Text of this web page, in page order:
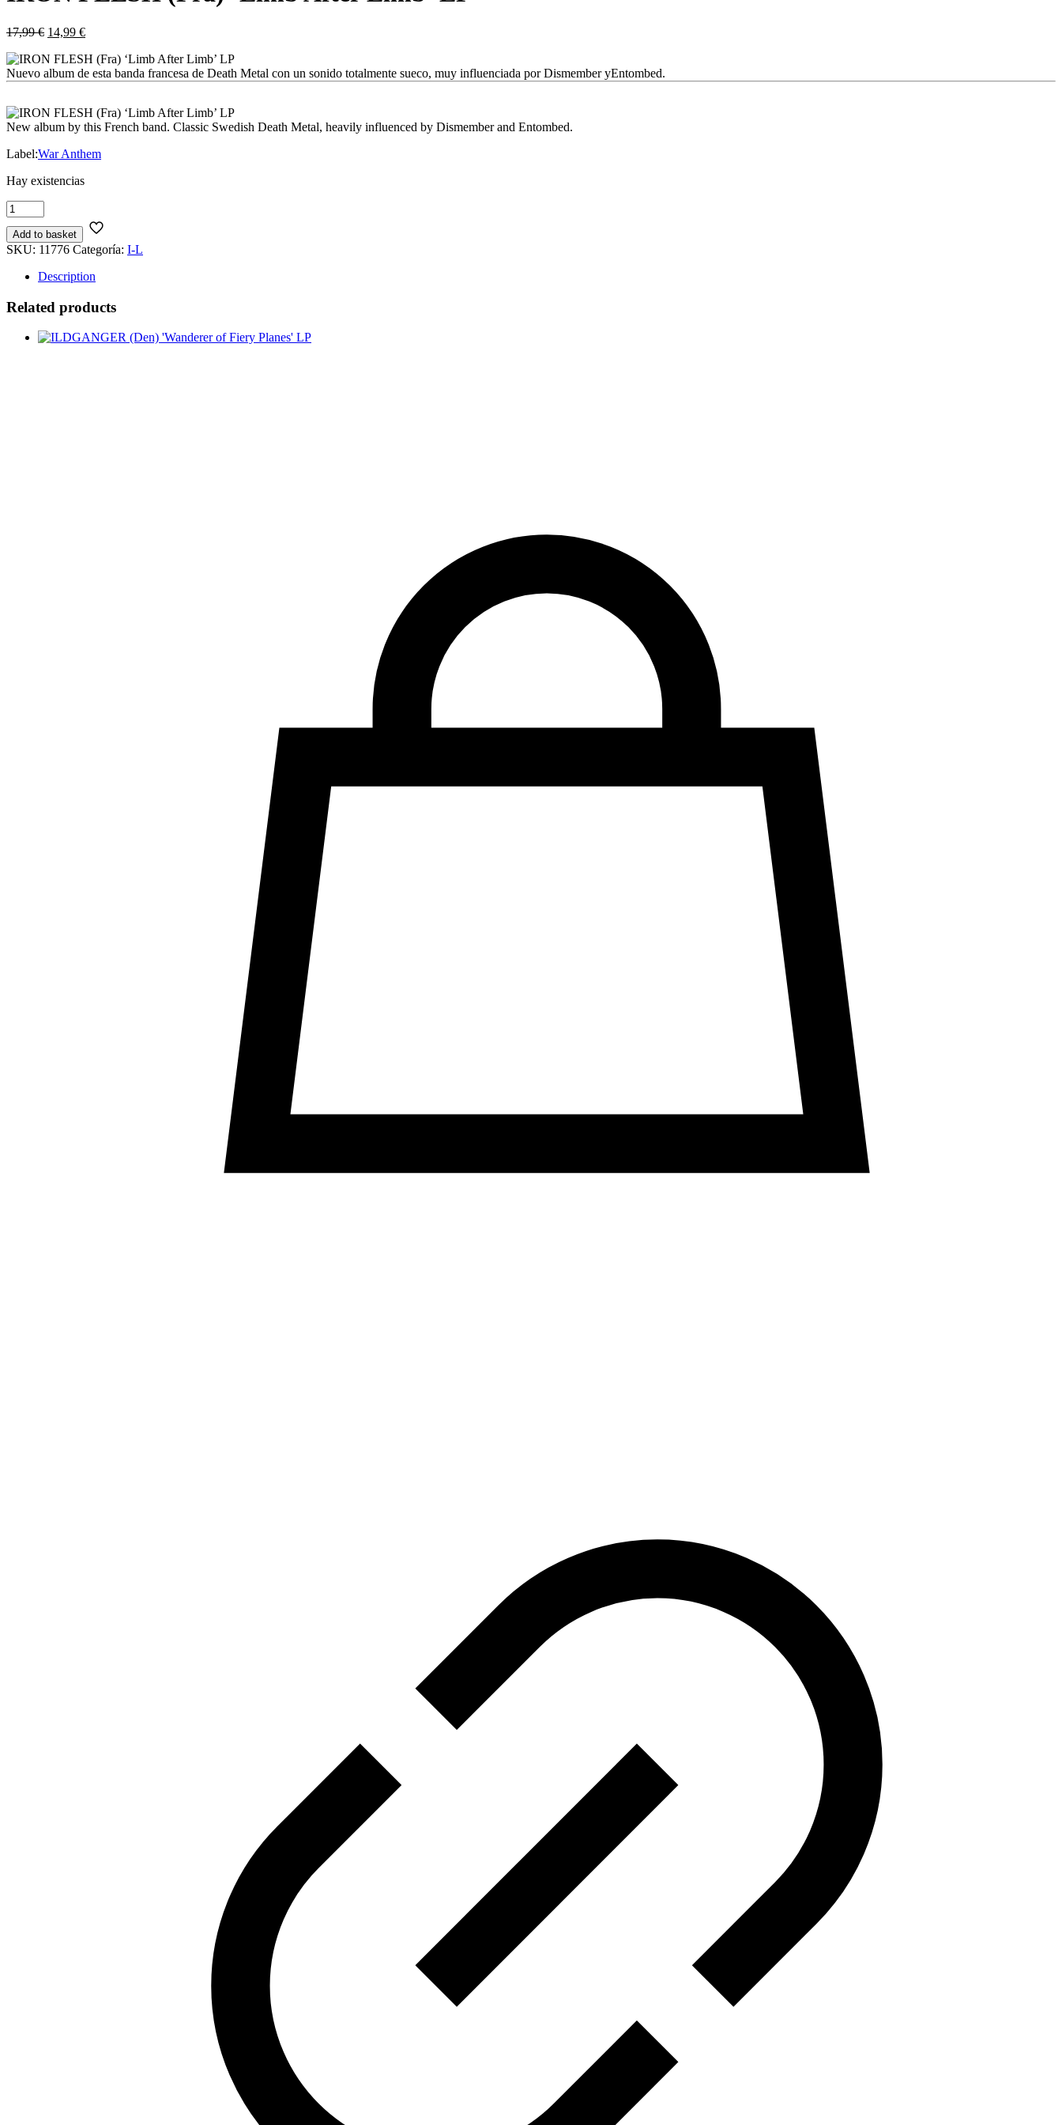
17,99€ El
original
era:
14,99 €El
actual
es:
Nuevo album de esta banda francesa de Death Metal con un sonido totalmente sueco, muy influenciada por Dismember yEntombed.
New album by this French band. Classic Swedish Death Metal, heavily influenced by Dismember and Entombed.
Label:War Anthem
Hay existencias
IRON
FLESH
(Fra)
'Limb
Limb'
cantidad
Add to basket
SKU: 11776 Categoría: I-L
Description
Related products